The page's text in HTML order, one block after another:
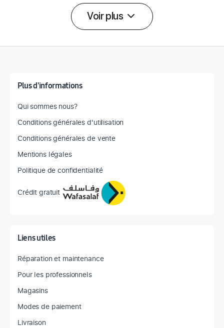
Voir plus
Plus d'informations
Qui sommes nous?
Conditions générales d'utilisation
Conditions générales de vente
Mentions légales
Politique de confidentialité
Crédit gratuit
Liens utiles
Réparation et maintenance
Pour les professionnels
Magasins
Modes de paiement
Livraison